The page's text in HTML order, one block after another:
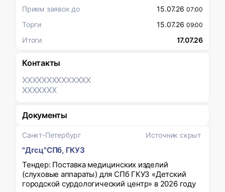
Санкт-Петербург Источник скрыт
"Дгсц"СПб, ГКУЗ
Тендер: Поставка медицинских изделий
(слуховые аппараты) для СПб ГКУЗ «Детский
городской сурдологический центр» в 2026 году
Прием заявок до
15.07.26 07:00
Торги 15.07.26 09:00
Итоги 17.07.26
Контакты
XXXXXXXXXXXXXX
XXXXXXX
Документы